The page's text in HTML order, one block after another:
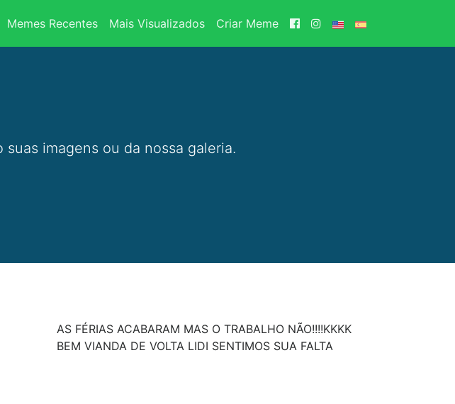
Memes Recentes Mais Visualizados Criar Meme
imagens ou da nossa galeria.
AS FÉRIAS ACABARAM MAS O TRABALHO NÃO!!!!KKKK
BEM VIANDA DE VOLTA LIDI SENTIMOS SUA FALTA